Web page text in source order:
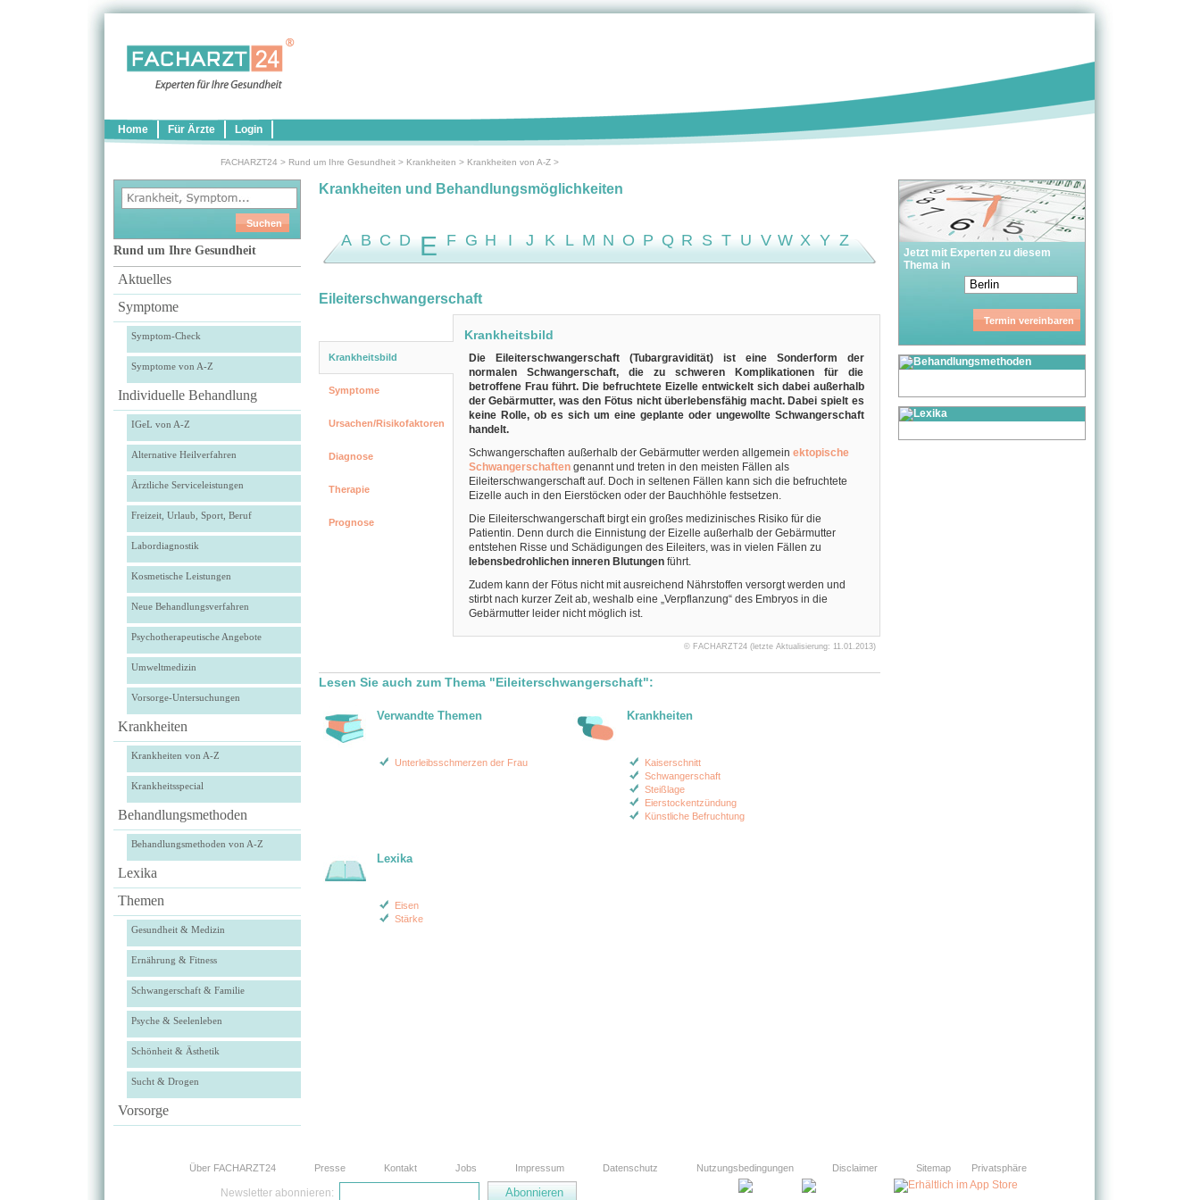
Home Für Ärzte Login
FACHARZT24 > Rund um Ihre Gesundheit> Krankheiten > Krankheiten von A-Z>
Rund um Ihre Gesundheit
Aktuelles
Symptome
Symptom-Check
Symptome von A-Z
Individuelle Behandlung
IGeL von A-Z
Alternative Heilverfahren
Ärztliche Serviceleistungen
Freizeit, Urlaub, Sport, Beruf
Labordiagnostik
Kosmetische Leistungen
Neue Behandlungsverfahren
Psychotherapeutische Angebote
Umweltmedizin
Vorsorge-Untersuchungen
Krankheiten
Krankheiten von A-Z
Krankheitsspecial
Behandlungsmethoden
Behandlungsmethoden von A-Z
Lexika
Themen
Gesundheit & Medizin
Ernährung & Fitness
Schwangerschaft & Familie
Psyche & Seelenleben
Schönheit & Ästhetik
Sucht & Drogen
Vorsorge
Jetzt mit Experten zu diesem
Thema in
Krankheiten und Behandlungsmöglichkeiten
A B C D E F G H I J K L M N O P Q R S T U V W X Y Z
Eileiterschwangerschaft
Krankheitsbild
Symptome
Ursachen/Risikofaktoren
Diagnose
Therapie
Prognose
Krankheitsbild
Die Eileiterschwangerschaft (Tubargravidität) ist eine Sonderform der
normalen Schwangerschaft, die zu schweren Komplikationen für die
betroffene Frau führt. Die befruchtete Eizelle entwickelt sich dabei außerhalb
der Gebärmutter, was den Fötus nicht überlebensfähig macht. Dabei spielt es
keine Rolle, ob es sich um eine geplante oder ungewollte Schwangerschaft
handelt.
Schwangerschaften außerhalb der Gebärmutter werden allgemein ektopische
Schwangerschaftengenannt und treten in den meisten Fällen als
Eileiterschwangerschaft auf. Doch in seltenen Fällen kann sich die befruchtete
Eizelle auch in den Eierstöcken oder der Bauchhöhle festsetzen.
Die Eileiterschwangerschaft birgt ein großes medizinisches Risiko für die
Patientin. Denn durch die Einnistung der Eizelle außerhalb der Gebärmutter
entstehen Risse und Schädigungen des Eileiters, was in vielen Fällen zu
lebensbedrohlichen inneren Blutungenführt.
Zudem kann der Fötus nicht mit ausreichend Nährstoffen versorgt werden und
stirbt nach kurzer Zeit ab, weshalb eine „Verpflanzung“ des Embryos in die
Gebärmutter leider nicht möglich ist.
© FACHARZT24 (letzte Aktualisierung: 11.01.2013)
Lesen Sie auch zum Thema "Eileiterschwangerschaft":
Verwandte Themen
Unterleibsschmerzen der Frau
Krankheiten
Kaiserschnitt
Schwangerschaft
Steißlage
Eierstockentzündung
Künstliche Befruchtung
Lexika
Eisen
Stärke
Über FACHARZT24 Presse Kontakt Jobs Impressum Datenschutz Nutzungsbedingungen Disclaimer Sitemap Privatsphäre
Newsletter abonnieren: